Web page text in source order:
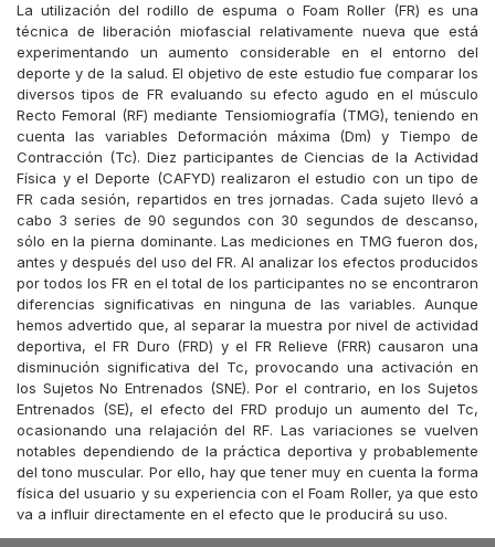
La utilización del rodillo de espuma o Foam Roller (FR) es una
técnica de liberación miofascial relativamente nueva que está
experimentando un aumento considerable en el entorno del
deporte y de la salud. El objetivo de este estudio fue comparar los
diversos tipos de FR evaluando su efecto agudo en el músculo
Recto Femoral (RF) mediante Tensiomiografía (TMG), teniendo en
cuenta las variables Deformación máxima (Dm) y Tiempo de
Contracción (Tc). Diez participantes de Ciencias de la Actividad
Física y el Deporte (CAFYD) realizaron el estudio con un tipo de
FR cada sesión, repartidos en tres jornadas. Cada sujeto llevó a
cabo 3 series de 90 segundos con 30 segundos de descanso,
sólo en la pierna dominante. Las mediciones en TMG fueron dos,
antes y después del uso del FR. Al analizar los efectos producidos
por todos los FR en el total de los participantes no se encontraron
diferencias significativas en ninguna de las variables. Aunque
hemos advertido que, al separar la muestra por nivel de actividad
deportiva, el FR Duro (FRD) y el FR Relieve (FRR) causaron una
disminución significativa del Tc, provocando una activación en
los Sujetos No Entrenados (SNE). Por el contrario, en los Sujetos
Entrenados (SE), el efecto del FRD produjo un aumento del Tc,
ocasionando una relajación del RF. Las variaciones se vuelven
notables dependiendo de la práctica deportiva y probablemente
del tono muscular. Por ello, hay que tener muy en cuenta la forma
física del usuario y su experiencia con el Foam Roller, ya que esto
va a influir directamente en el efecto que le producirá su uso.